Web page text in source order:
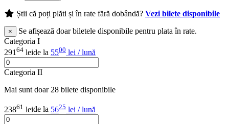
Știi că poți plăti și în rate fără dobândă? Vezi bilete disponibile
×
Se afișează doar biletele disponibile pentru plata în rate.
Categoria I
291 64 leide la 5500 lei / lună
Categoria II
Mai sunt doar 28 bilete disponibile
23861 leide la 5625 lei / lună